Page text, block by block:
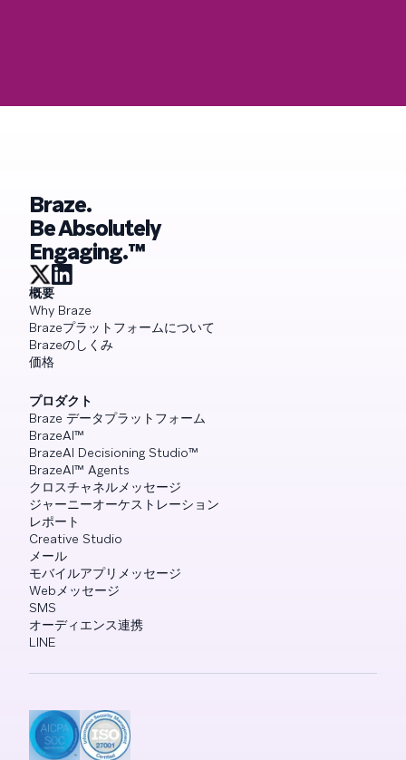
Braze.
Be Absolutely
Engaging.™
概要
Why Braze
Brazeプラットフォームについて
Brazeのしくみ
価格
プロダクト
Braze データプラットフォーム
BrazeAI™
BrazeAI Decisioning Studio™
BrazeAI™ Agents
クロスチャネルメッセージ
ジャーニーオーケストレーション
レポート
Creative Studio
メール
モバイルアプリメッセージ
Webメッセージ
SMS
オーディエンス連携
LINE